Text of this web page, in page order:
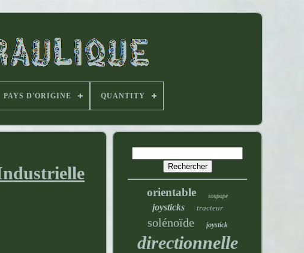
PAYS D'ORIGINE QUANTITY
orientable soupape
joysticks tracteur
solénoïde joystick
directionnelle